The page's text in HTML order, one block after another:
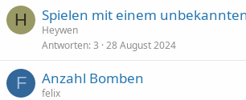
H Spielen mit einem
Heywen
Antworten 3 28 August 2024
F Anzahl Bomben
felix